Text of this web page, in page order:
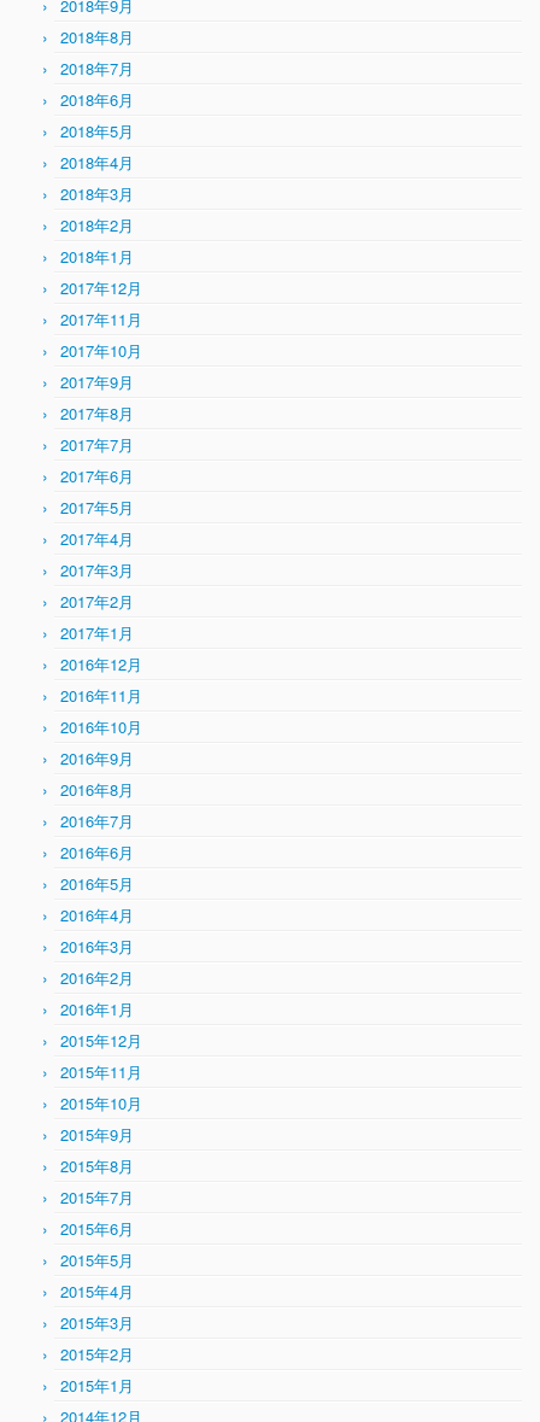
2018年9月
2018年8月
2018年7月
2018年6月
2018年5月
2018年4月
2018年3月
2018年2月
2018年1月
2017年12月
2017年11月
2017年10月
2017年9月
2017年8月
2017年7月
2017年6月
2017年5月
2017年4月
2017年3月
2017年2月
2017年1月
2016年12月
2016年11月
2016年10月
2016年9月
2016年8月
2016年7月
2016年6月
2016年5月
2016年4月
2016年3月
2016年2月
2016年1月
2015年12月
2015年11月
2015年10月
2015年9月
2015年8月
2015年7月
2015年6月
2015年5月
2015年4月
2015年3月
2015年2月
2015年1月
2014年12月